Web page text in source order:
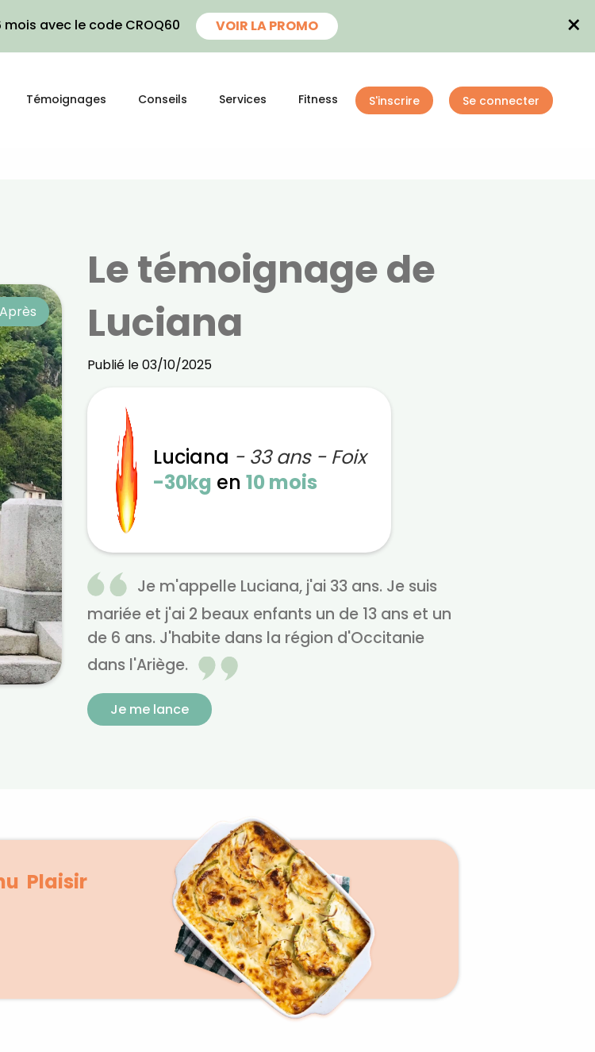
mois avec le code CROQ60 VOIR LA PROMO ×
Témoignages Conseils Services Fitness S'inscrire Se connecter
Après
Le témoignage de
Luciana
Publié le 03/10/2025
Luciana - 33 ans - Foix
-30kg en 10 mois
Je m'appelle Luciana, j'ai 33 ans. Je suis
mariée et j'ai 2 beaux enfants un de 13 ans et un
de 6 ans. J'habite dans la région d'Occitanie
dans l'Ariège.
Je me lance
Plaisir